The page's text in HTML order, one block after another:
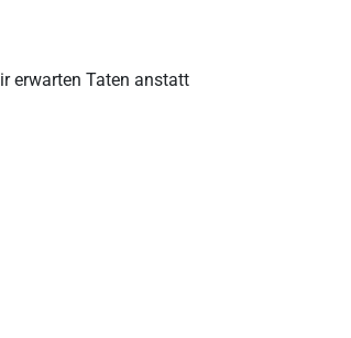
erwarten Taten anstatt